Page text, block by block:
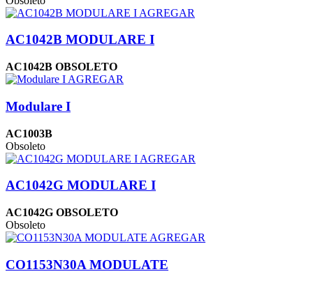
AGREGAR
AC1042B MODULARE I
AC1042B OBSOLETO
AGREGAR
Modulare I
AC1003B
Obsoleto
AGREGAR
AC1042G MODULARE I
AC1042G OBSOLETO
Obsoleto
AGREGAR
CO1153N30A MODULATE